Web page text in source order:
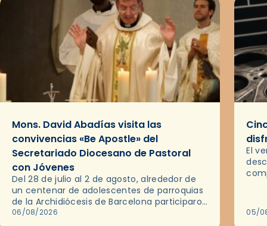
Mons. David Abadías visita las
convivencias «Be Apostle» del
Secretariado Diocesano de Pastoral
con Jóvenes
Del 28 de julio al 2 de agosto, alrededor de
un centenar de adolescentes de parroquias
de la Archidiócesis de Barcelona participaron
en las convivencias Be Apostle, organizadas
06/08/2026
El
05/